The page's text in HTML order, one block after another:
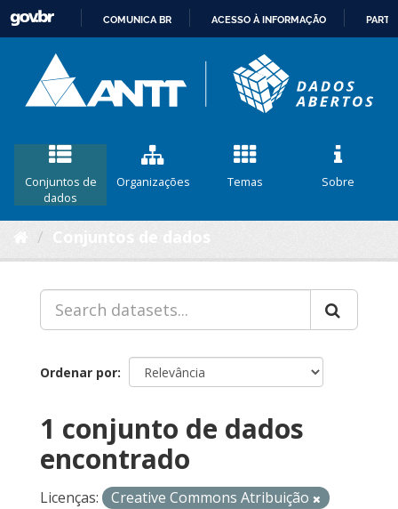
CONTEÚDO
COMUNICA BR ACESSO À INFORMAÇÃO
Conjuntos de
dados
Organizações Temas Sobre
Ordenar por
1 conjunto de dados
encontrado
Licenças:
Creative Commons Atribuição